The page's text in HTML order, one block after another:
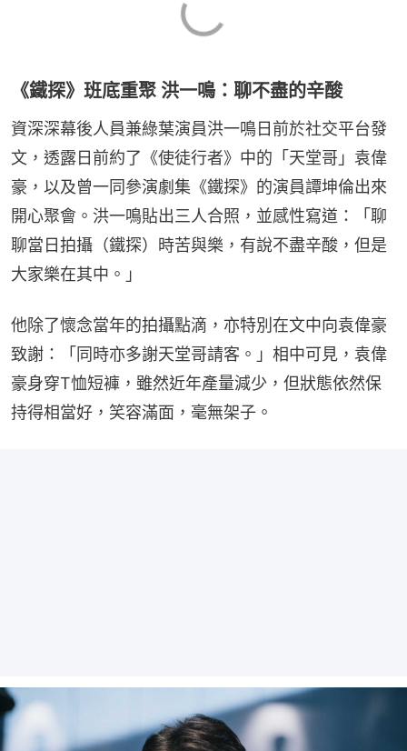
《鐵探》班底重聚 洪一鳴：聊不盡的辛酸
資深深幕後人員兼綠葉演員洪一鳴日前於社交平台發
文，透露日前約了《使徒行者》中的「天堂哥」袁偉
豪，以及曾一同參演劇集《鐵探》的演員譚坤倫出來
開心聚會。洪一鳴貼出三人合照，並感性寫道：「聊
聊當日拍攝（鐵探）時苦與樂，有說不盡辛酸，但是
大家樂在其中。」
他除了懷念當年的拍攝點滴，亦特別在文中向袁偉豪
致謝：「同時亦多謝天堂哥請客。」相中可見，袁偉
豪身穿T恤短褲，雖然近年產量減少，但狀態依然保
持得相當好，笑容滿面，毫無架子。